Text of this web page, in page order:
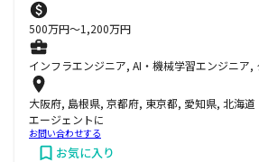
500万円〜1,200万円
インフラエンジニア, AI・機械学習エンジニア,
大阪府, 島根県, 京都府, 東京都, 愛知県, 北海道
エージェントに
お問い合わせする
お気に入り